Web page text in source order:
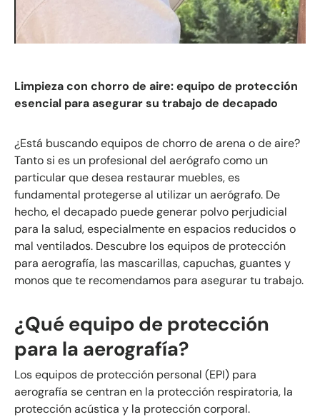
Limpieza con chorro de aire: equipo de protección
esencial para asegurar su trabajo de decapado
¿Está buscando equipos de chorro de arena o de aire?
Tanto si es un profesional del aerógrafo como un
particular que desea restaurar muebles, es
fundamental protegerse al utilizar un aerógrafo. De
hecho, el decapado puede generar polvo perjudicial
para la salud, especialmente en espacios reducidos o
mal ventilados. Descubre los equipos de protección
para aerografía, las mascarillas, capuchas, guantes y
monos que te recomendamos para asegurar tu trabajo.
¿Qué equipo de protección
para la aerografía?
Los equipos de protección personal (EPI) para
aerografía se centran en la protección respiratoria, la
protección acústica y la protección corporal.